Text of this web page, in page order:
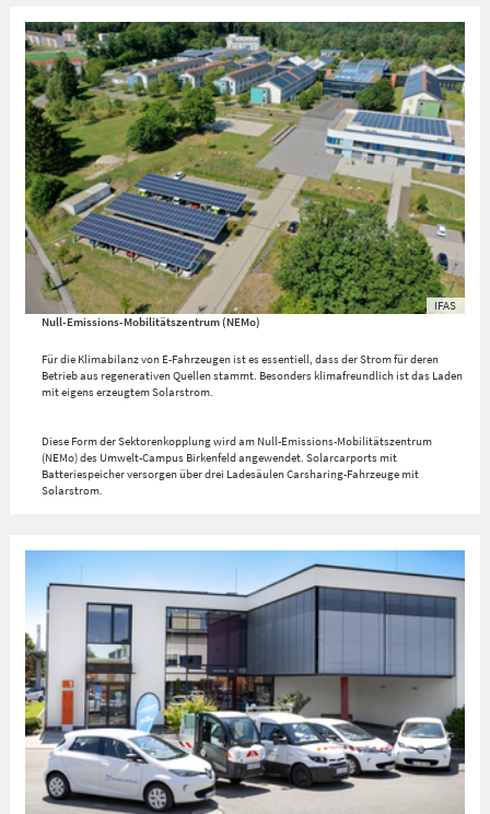
IFAS
Null-Emissions-Mobilitätszentrum (NEMo)
Für die Klimabilanz von E-Fahrzeugen ist es essentiell, dass der Strom für deren
Betrieb aus regenerativen Quellen stammt. Besonders klimafreundlich ist das Laden
mit eigens erzeugtem Solarstrom.
Diese Form der Sektorenkopplung wird am Null-Emissions-Mobilitätszentrum
(NEMo) des Umwelt-Campus Birkenfeld angewendet. Solarcarports mit
Batteriespeicher versorgen über drei Ladesäulen Carsharing-Fahrzeuge mit
Solarstrom.